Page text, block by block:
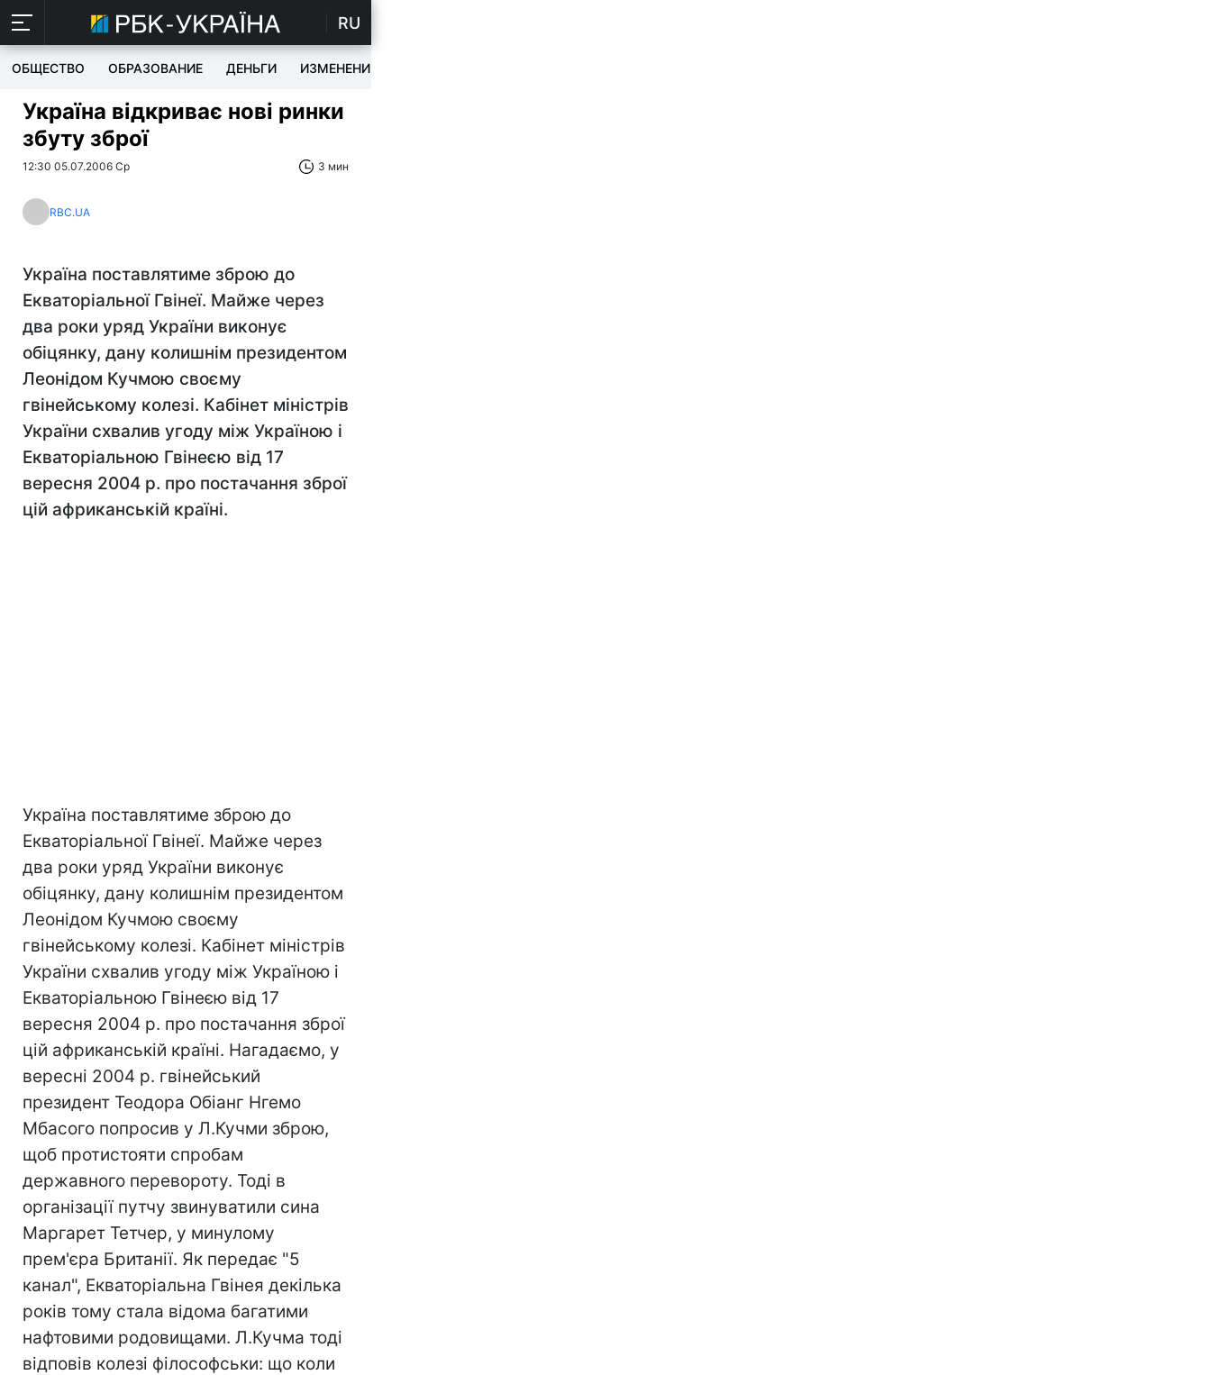
RU
ОБЩЕСТВО ОБРАЗОВАНИЕ ДЕНЬГИ ИЗМЕНЕНИЯ
Україна відкриває нові ринки
збуту зброї
12:30 05.07.2006 Ср 3 мин
RBC.UA
Україна поставлятиме зброю до
Екваторіальної Гвінеї. Майже через
два роки уряд України виконує
обіцянку, дану колишнім президентом
Леонідом Кучмою своєму
гвінейському колезі. Кабінет міністрів
України схвалив угоду між Україною і
Екваторіальною Гвінеєю від 17
вересня 2004 р. про постачання зброї
цій африканській країні.
Україна поставлятиме зброю до
Екваторіальної Гвінеї. Майже через
два роки уряд України виконує
обіцянку, дану колишнім президентом
Леонідом Кучмою своєму
гвінейському колезі. Кабінет міністрів
України схвалив угоду між Україною і
Екваторіальною Гвінеєю від 17
вересня 2004 р. про постачання зброї
цій африканській країні. Нагадаємо, у
вересні 2004 р. гвінейський
президент Теодора Обіанг Нгемо
Мбасого попросив у Л.Кучми зброю,
щоб протистояти спробам
державного перевороту. Тоді в
організації путчу звинуватили сина
Маргарет Тетчер, у минулому
прем'єра Британії. Як передає "5
канал", Екваторіальна Гвінея декілька
років тому стала відома багатими
нафтовими родовищами. Л.Кучма тоді
відповів колезі філософськи: що коли